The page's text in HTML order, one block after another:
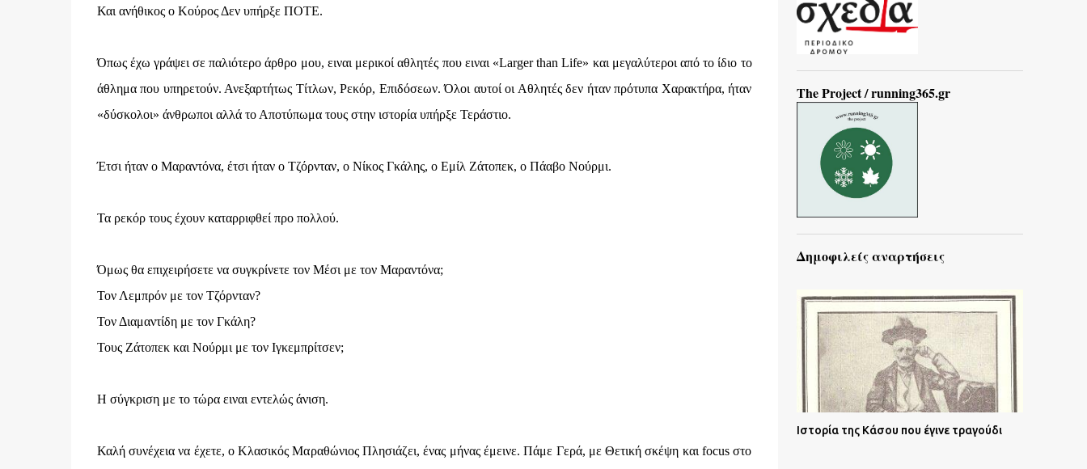
Και ανήθικος ο Κούρος Δεν υπήρξε ΠΟΤΕ.
Όπως έχω γράψει σε παλιότερο άρθρο μου, ειναι μερικοί αθλητές που ειναι «Larger than Life» και μεγαλύτεροι από το ίδιο το
άθλημα που υπηρετούν. Ανεξαρτήτως Τίτλων, Ρεκόρ, Επιδόσεων. Όλοι αυτοί οι Αθλητές δεν ήταν πρότυπα Χαρακτήρα, ήταν
«δύσκολοι» άνθρωποι αλλά το Αποτύπωμα τους στην ιστορία υπήρξε Τεράστιο.
Έτσι ήταν ο Μαραντόνα, έτσι ήταν ο Τζόρνταν, ο Νίκος Γκάλης, ο Εμίλ Ζάτοπεκ, ο Πάαβο Νούρμι.
Τα ρεκόρ τους έχουν καταρριφθεί προ πολλού.
Όμως θα επιχειρήσετε να συγκρίνετε τον Μέσι με τον Μαραντόνα;
Τον Λεμπρόν με τον Τζόρνταν?
Τον Διαμαντίδη με τον Γκάλη?
Τους Ζάτοπεκ και Νούρμι με τον Ιγκεμπρίτσεν;
Η σύγκριση με το τώρα ειναι εντελώς άνιση.
Καλή συνέχεια να έχετε, ο Κλασικός Μαραθώνιος Πλησιάζει, ένας μήνας έμεινε. Πάμε Γερά, με Θετική σκέψη και focus στο
The Project / running365.gr
Δημοφιλείς αναρτήσεις
Ιστορία της Κάσου που έγινε τραγούδι